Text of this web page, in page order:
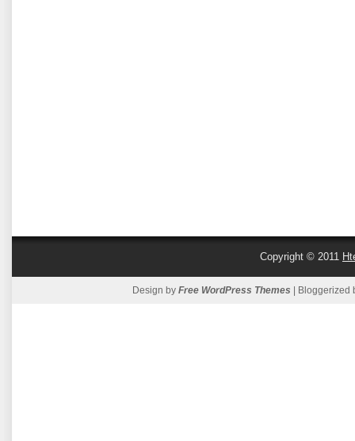
Copyright © 2011
Design by Free WordPress Themes | Bloggerized